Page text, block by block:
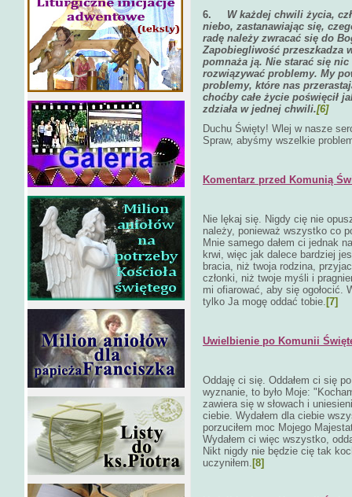
6. W każdej chwili życia,
niebo, zastanawiając się,
radę należy zwracać się do
Zapobiegliwość przeszkadza
pomnaża ją. Nie starać się
rozwiązywać problemy. My
problemy, które nas
choćby całe życie poświęcił
zdziała w jednej chwili.[6]
Duchu Święty! Wlej w nasze
Spraw, abyśmy wszelkie
Komentarz przed Komunią
Nie lękaj się. Nigdy cię nie
należy, ponieważ wszystko co
Mnie samego dałem ci jednak
krwi, więc jak dalece bardziej
bracia, niż twoja rodzina,
członki, niż twoje myśli i
mi ofiarować, aby się ogołocić.
tylko Ja mogę oddać tobie. [7]
Uwielbienie po Komunii
Oddaję ci się. Oddałem ci się
wyznanie, to było Moje:
zawiera się w słowach i
ciebie. Wydałem dla ciebie
porzuciłem moc Mojego
Wydałem ci więc wszystko,
Nikt nigdy nie będzie cię tak
uczyniłem. [8]